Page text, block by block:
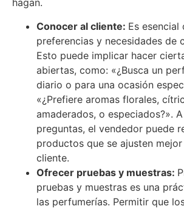
hagan.
Conocer al cliente: Es esencial
preferencias y necesidades de
Esto puede implicar hacer
abiertas, como: «¿Busca un
diario o para una ocasión
«¿Prefiere aromas florales,
amaderados, o especiados?».
preguntas, el vendedor puede
productos que se ajusten
cliente.
Ofrecer pruebas y muestras:
pruebas y muestras es una
las perfumerías. Permitir que